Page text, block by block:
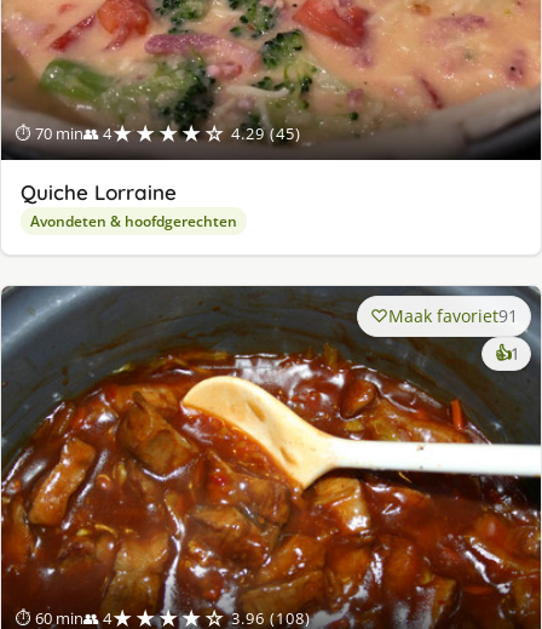
⏱ 70 min👥 4★★★★☆ 4.29 (45)
Quiche Lorraine
Avondeten & hoofdgerechten
⏱ 60 min👥 4★★★★☆ 3.96 (108)
Maak favoriet91
👍1